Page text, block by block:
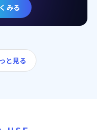
が約120%向上する効果
ャリングやオンボーデ
として活用しています
みる
と見る